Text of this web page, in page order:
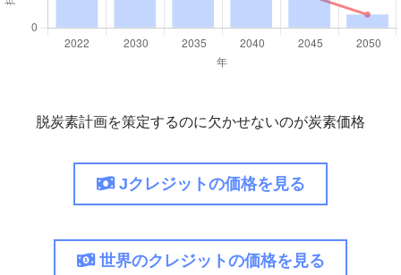
脱炭素計画を策定するのに欠かせないのが炭素価格
Jクレジットの価格を見る
世界のクレジットの価格を見る